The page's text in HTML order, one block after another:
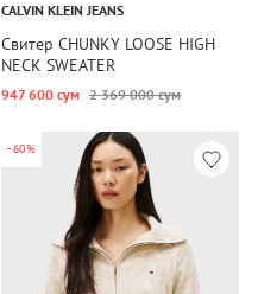
CALVIN KLEIN JEANS
Свитер CHUNKY LOOSE HIGH
NECK SWEATER
947 600 сум 2 369 000 сум
-60%